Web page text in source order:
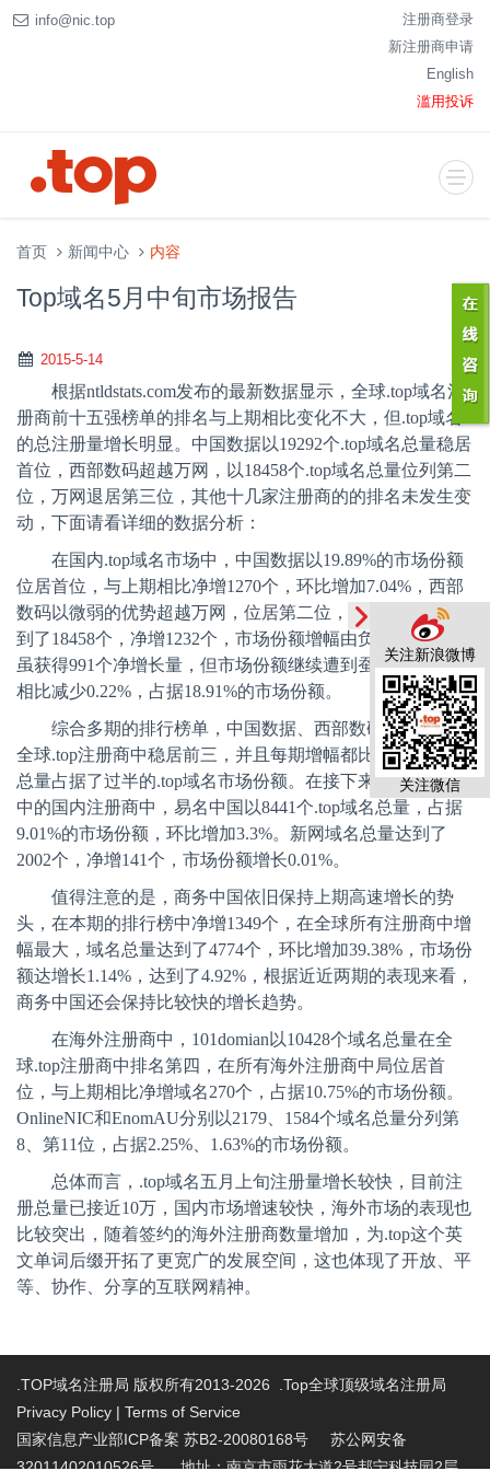
info@nic.top
注册商登录
新注册商申请
English
滥用投诉
关注新浪微博
关注微信
首页 新闻中心 内容
Top域名5月中旬市场报告
2015-5-14
根据ntldstats.com发布的最新数据显示，全球.top域名注
册商前十五强榜单的排名与上期相比变化不大，但.top域名
的总注册量增长明显。中国数据以19292个.top域名总量稳居
首位，西部数码超越万网，以18458个.top域名总量位列第二
位，万网退居第三位，其他十几家注册商的的排名未发生变
动，下面请看详细的数据分析：
在国内.top域名市场中，中国数据以19.89%的市场份额
位居首位，与上期相比净增1270个，环比增加7.04% ，西部
数码以微弱的优势超越万网，位居第二位，
.top
域名总量达
到了18458个，净增1232个，市场份额增幅由负转正。万网
虽获得991个净增长量，但市场份额继续遭到蚕食，与上期
相比减少0.22% ，占据18.91%的市场份额。
综合多期的排行榜单，中国数据、西部数码以及万网在
全球.top注册商中稳居前三，并且每期增幅都比较大，三家
总量占据了过半的.top域名市场份额。在接下来的12强榜单
中的国内注册商中，易名中国以8441个.top域名总量，占据
9.01%的市场份额，环比增加3.3%。新网域名总量达到了
2002个，净增141个，市场份额增长0.01%。
值得注意的是，商务中国依旧保持上期高速增长的势
头，在本期的排行榜中净增1349个，在全球所有注册商中增
幅最大，域名总量达到了4774个，环比增加39.38% ，市场份
额达增长1.14% ，达到了4.92% ，根据近近两期的表现来看，
商务中国还会保持比较快的增长趋势。
在海外注册商中， 101domian 以10428个域名总量在全
球.top注册商中排名第四，在所有海外注册商中局位居首
位，与上期相比净增域名270个，占据10.75%的市场份额。
OnlineNIC和EnomAU分别以2179 1584个域名总量分列第
8 、第11位，占据2.25% 1.63%的市场份额。
总体而言， .top域名五月上旬注册量增长较快，目前注
册总量已接近10万，国内市场增速较快，海外市场的表现也
比较突出，随着签约的海外注册商数量增加，为.top这个英
文单词后缀开拓了更宽广的发展空间，这也体现了开放、平
等、协作、分享的互联网精神。
.TOP域名注册局 版权所有2013-2026 .Top全球顶级域名注册局
Privacy Policy | Terms of Service
国家信息产业部ICP备案 苏B2-20080168号 苏公网安备
32011402010526号 地址：南京市雨花大道2号邦宁科技园2层